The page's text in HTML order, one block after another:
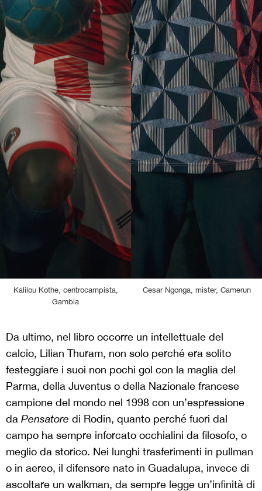
Kalilou Kothe, centrocampista,
Gambia
Cesar Ngonga, mister, Camerun
Da ultimo, nel libro occorre un intellettuale del
calcio, Lilian Thuram, non solo perché era solito
festeggiare i suoi non pochi gol con la maglia del
Parma, della Juventus o della Nazionale francese
campione del mondo nel 1998 con un’espressione
da Pensatore di Rodin, quanto perché fuori dal
campo ha sempre inforcato occhialini da filosofo, o
meglio da storico. Nei lunghi trasferimenti in pullman
o in aereo, il difensore nato in Guadalupa, invece di
ascoltare un walkman, da sempre legge un’infinità di